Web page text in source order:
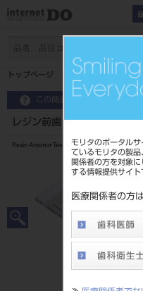
モリタのポータル
ているモリタの製
関係者の方を対象
する情報提供サイト
医療関係者の方
トップページ レジン前歯 6歯
この商品に関するお問い合わせ
レジン前歯 6歯 58 446
Resin Anterior Teeth